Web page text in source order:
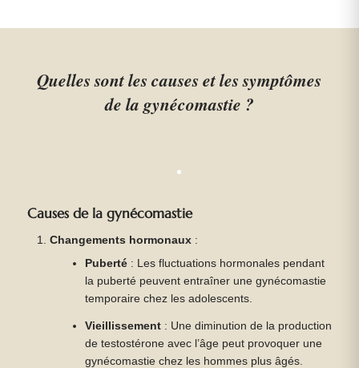
Quelles sont les causes et les symptômes
de la gynécomastie ?
Causes de la gynécomastie
Changements hormonaux :
Puberté : Les fluctuations hormonales pendant
la puberté peuvent entraîner une gynécomastie
temporaire chez les adolescents.
Vieillissement : Une diminution de la production
de testostérone avec l’âge peut provoquer une
gynécomastie chez les hommes plus âgés.